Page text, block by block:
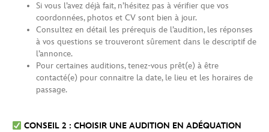
Si vous l’avez déjà fait, n’hésitez pas à vérifier que vos
coordonnées, photos et CV sont bien à jour.
Consultez en détail les prérequis de l’audition, les réponses
à vos questions se trouveront sûrement dans le descriptif de
l’annonce.
Pour certaines auditions, tenez-vous prêt(e) à être
contacté(e) pour connaitre la date, le lieu et les horaires de
passage.
CONSEIL 2 : CHOISIR UNE AUDITION EN ADÉQUATION